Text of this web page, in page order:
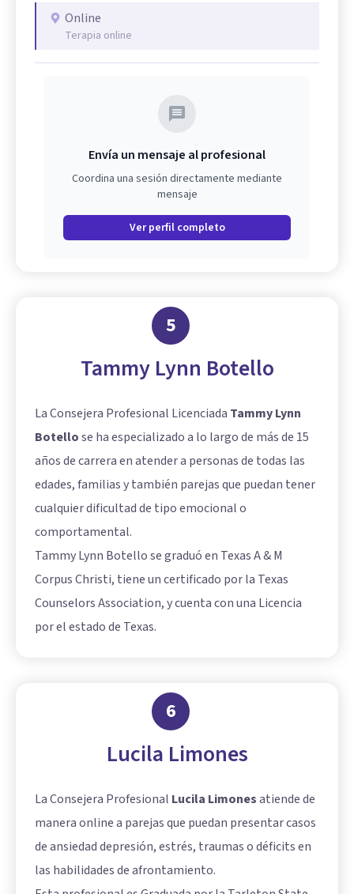
Online
Terapia online
Envía un mensaje al profesional
Coordina una sesión directamente mediante
mensaje
Ver perfil completo
5
Tammy Lynn Botello
La Consejera Profesional Licenciada Tammy Lynn
Botellose ha especializado a lo largo de más de 15
años de carrera en atender a personas de todas las
edades, familias y también parejas que puedan tener
cualquier dificultad de tipo emocional o
comportamental.
Tammy Lynn Botello se graduó en Texas A & M
Corpus Christi, tiene un certificado por la Texas
Counselors Association, y cuenta con una Licencia
por el estado de Texas.
6
Lucila Limones
La Consejera Profesional Lucila Limonesatiende de
manera online a parejas que puedan presentar casos
de ansiedad depresión, estrés, traumas o déficits en
las habilidades de afrontamiento.